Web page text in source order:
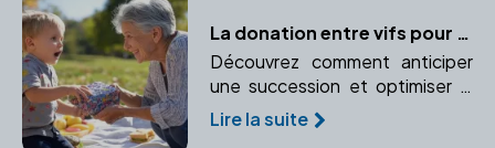
La donation entre vifs pour optimiser la transmission de patrimoine
Découvrez comment anticiper
une succession et optimiser la
transmission de votre
patrimoine grâce à la donation
Lire la suite